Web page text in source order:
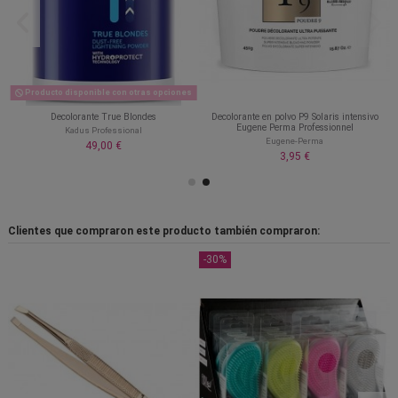
Producto disponible con otras opciones
Decolorante True Blondes
Kadus Professional
49,00 €
Decolorante en polvo P9 Solaris intensivo
Eugene Perma Professionnel
Eugene-Perma
3,95 €
Clientes que compraron este producto también compraron:
-30%